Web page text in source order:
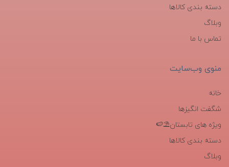
دسته بندی کالاها
وبلاگ
تماس با ما
منوی وب‌سایت
خانه
شگفت انگیزها
ویژه های تابستان⛱️🍉
دسته بندی کالاها
وبلاگ